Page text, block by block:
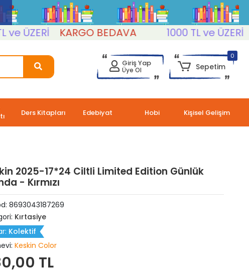
ÜZERİ KARGO BEDAVA 1000 TL ve ÜZERİ
Giriş Yap
Üye Ol
0
Sepetim
Ders Kitapları Edebiyat Hobi Kişisel Gelişim
2025-17*24 Ciltli Limited Edition Günlük
- Kırmızı
8693043187269
Kırtasiye
Kolektif
Keskin Color
TL